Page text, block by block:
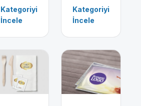
Kategoriyi
İncele
Kategoriyi
İncele